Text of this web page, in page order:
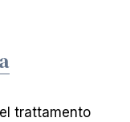
trattamento